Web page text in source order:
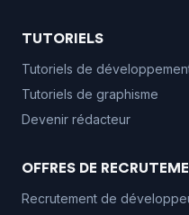
TUTORIELS
Tutoriels de
Tutoriels de graphisme
Devenir rédacteur
OFFRES DE
Recrutement de